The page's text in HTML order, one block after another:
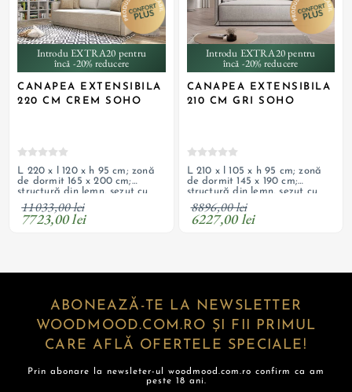
Introdu EXTRA20 pentru
încă -20% reducere
CANAPEA EXTENSIBILA
220 CM CREM SOHO
L 220 x l 120 x h 95 cm; zonă
de dormit 165 x 200 cm;
structură din lemn, șezut cu
arcuri ondulate și spumă HR
de înaltă calitate, tapițerie
din material textil; ladă
11033,00 lei
7723,00 lei
Introdu EXTRA20 pentru
încă -20% reducere
CANAPEA EXTENSIBILA
210 CM GRI SOHO
L 210 x l 105 x h 95 cm; zonă
de dormit 145 x 190 cm;
structură din lemn, șezut cu
arcuri ondulate și spumă HR
de înaltă calitate, tapițerie
din material textil; ladă
8896,00 lei
6227,00 lei
ABONEAZĂ-TE LA NEWSLETTER
WOODMOOD.COM.RO ȘI FII PRIMUL
CARE AFLĂ OFERTELE SPECIALE!
Prin abonare la newsleter-ul woodmood.com.ro confirm ca am
peste 18 ani.